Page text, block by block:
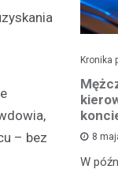
– bez
do
Kronika
8
W